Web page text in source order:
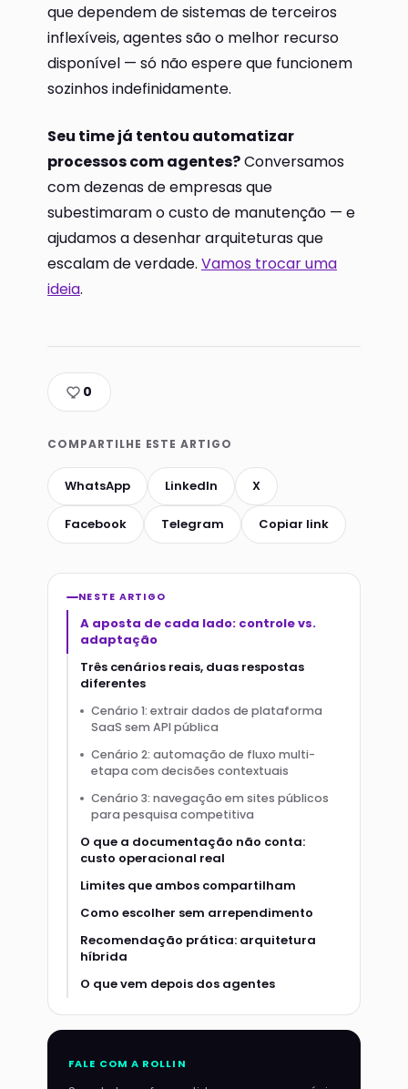
que dependem de sistemas de terceiros
inflexíveis, agentes são o melhor recurso
disponível — só não espere que funcionem
sozinhos indefinidamente.
Seu time já tentou automatizar
processos com agentes?Conversamos
com dezenas de empresas que
subestimaram o custo de manutenção — e
ajudamos a desenhar arquiteturas que
escalam de verdade. Vamos trocar uma
ideia.
0
COMPARTILHE ESTE ARTIGO
WhatsApp LinkedIn X
Facebook Telegram Copiar link
NESTE ARTIGO
A aposta de cada lado: controle vs.
adaptação
Três cenários reais, duas respostas
diferentes
Cenário 1: extrair dados de plataforma
SaaS sem API pública
Cenário 2: automação de fluxo multi-
etapa com decisões contextuais
Cenário 3: navegação em sites públicos
para pesquisa competitiva
O que a documentação não conta:
custo operacional real
Limites que ambos compartilham
Como escolher sem arrependimento
Recomendação prática: arquitetura
híbrida
O que vem depois dos agentes
FALE COM A ROLLIN